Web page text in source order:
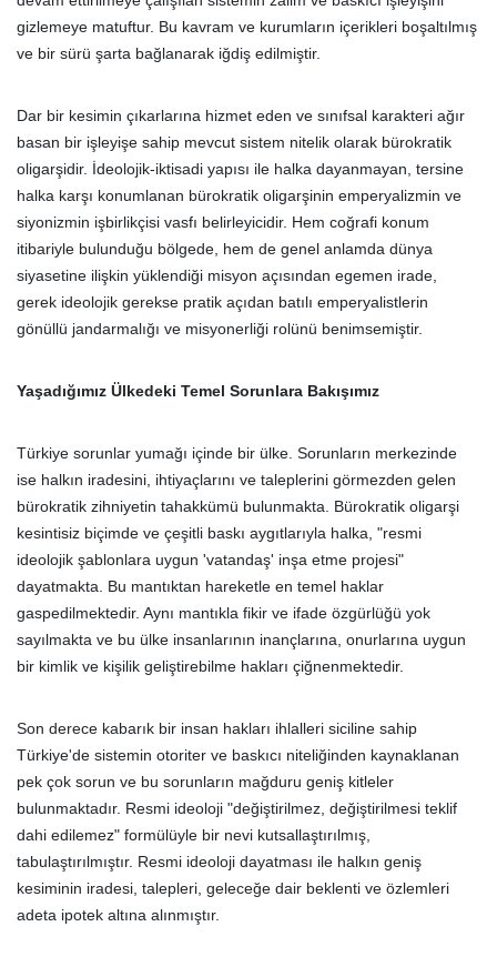
gizlemeye matuftur. Bu kavram ve kurumların içerikleri boşaltılmış
ve bir sürü şarta bağlanarak iğdiş edilmiştir.
Dar bir kesimin çıkarlarına hizmet eden ve sınıfsal karakteri ağır
basan bir işleyişe sahip mevcut sistem nitelik olarak bürokratik
oligarşidir. İdeolojik-iktisadi yapısı ile halka dayanmayan, tersine
halka karşı konumlanan bürokratik oligarşinin emperyalizmin ve
siyonizmin işbirlikçisi vasfı belirleyicidir. Hem coğrafi konum
itibariyle bulunduğu bölgede, hem de genel anlamda dünya
siyasetine ilişkin yüklendiği misyon açısından egemen irade,
gerek ideolojik gerekse pratik açıdan batılı emperyalistlerin
gönüllü jandarmalığı ve misyonerliği rolünü benimsemiştir.
Yaşadığımız Ülkedeki Temel Sorunlara Bakışımız
Türkiye sorunlar yumağı içinde bir ülke. Sorunların merkezinde
ise halkın iradesini, ihtiyaçlarını ve taleplerini görmezden gelen
bürokratik zihniyetin tahakkümü bulunmakta. Bürokratik oligarşi
kesintisiz biçimde ve çeşitli baskı aygıtlarıyla halka, "resmi
ideolojik şablonlara uygun 'vatandaş' inşa etme projesi"
dayatmakta. Bu mantıktan hareketle en temel haklar
gaspedilmektedir. Aynı mantıkla fikir ve ifade özgürlüğü yok
sayılmakta ve bu ülke insanlarının inançlarına, onurlarına uygun
bir kimlik ve kişilik geliştirebilme hakları çiğnenmektedir.
Son derece kabarık bir insan hakları ihlalleri siciline sahip
Türkiye'de sistemin otoriter ve baskıcı niteliğinden kaynaklanan
pek çok sorun ve bu sorunların mağduru geniş kitleler
bulunmaktadır. Resmi ideoloji "değiştirilmez, değiştirilmesi teklif
dahi edilemez" formülüyle bir nevi kutsallaştırılmış,
tabulaştırılmıştır. Resmi ideoloji dayatması ile halkın geniş
kesiminin iradesi, talepleri, geleceğe dair beklenti ve özlemleri
adeta ipotek altına alınmıştır.